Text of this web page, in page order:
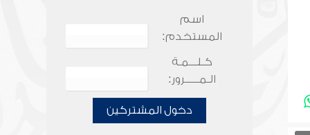
اسم
المستخدم:
كـلـــمـة
الـمـــــرور:
دخول المشتركين